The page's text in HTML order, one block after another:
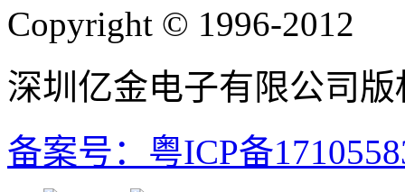
Copyright © 1996-2012
深圳亿金电子有限公司 版
备案号：粤ICP备